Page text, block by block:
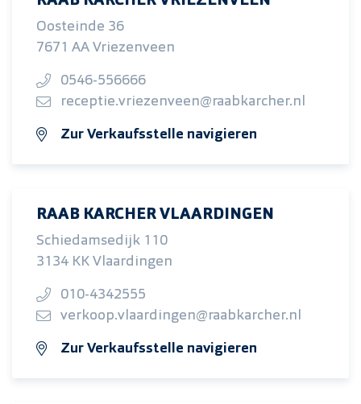
Oosteinde 36
7671 AA Vriezenveen
0546-556666
receptie.vriezenveen@raabkarcher.nl
Zur Verkaufsstelle navigieren
RAAB KARCHER VLAARDINGEN
Schiedamsedijk 110
3134 KK Vlaardingen
010-4342555
verkoop.vlaardingen@raabkarcher.nl
Zur Verkaufsstelle navigieren